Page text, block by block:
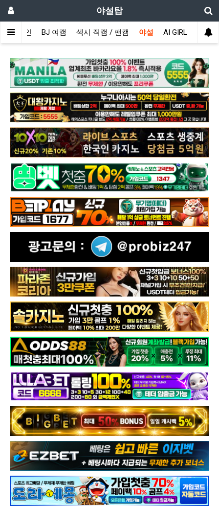
야설탑
메인 BJ 여캠 섹시 직캠 / 팬캠 야설 AI GIRL